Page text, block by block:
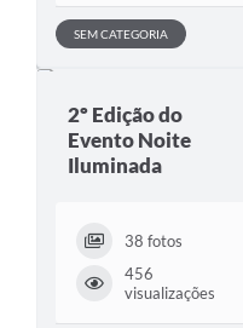
SEM CATEGORIA
2º Edição do
Evento Noite
Iluminada
38 fotos
456
visualizações